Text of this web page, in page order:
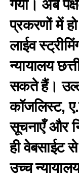
गया। अब
प्रकरणों में
लाईव
न्यायालय
सकते हैं।
कॉजलिस्ट,
सूचनाएँ और
ही वेबसाईट से
उच्च